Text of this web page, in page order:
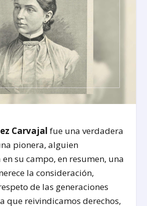
Carvajal fue una verdadera
pionera, alguien
su campo, en resumen, una
la consideración,
de las generaciones
que reivindicamos derechos,